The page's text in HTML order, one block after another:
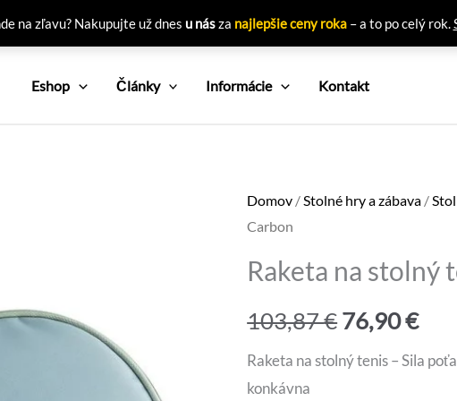
na zľavu? Nakupujte už dnes u násza najlepšie ceny roka– a to po celý rok.
Eshop Články Informácie Kontakt
Domov /Stolné hry a zábava /
Carbon
Raketa na stolný
103,87€Pôvodná
cena
76,90€
Raketa na stolný tenis – Sila
konkávna